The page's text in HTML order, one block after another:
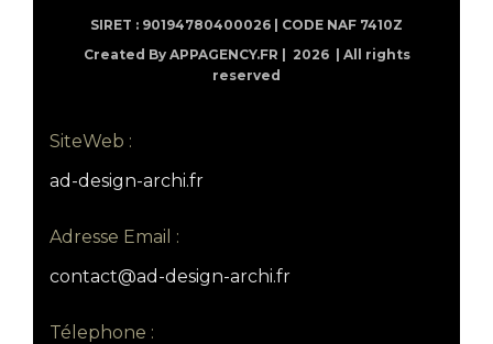
SIRET : 90194780400026 | CODE NAF 7410Z
Created By APPAGENCY.FR | 2026 | All rights
reserved
SiteWeb :
ad-design-archi.fr
Adresse Email :
contact@ad-design-archi.fr
Télephone :